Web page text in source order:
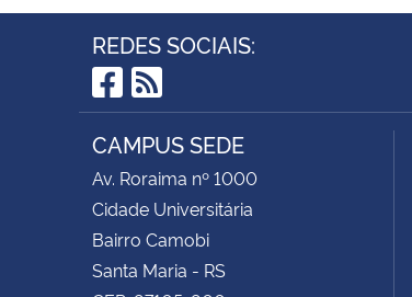
REDES SOCIAIS:
Facebook
RSS
CAMPUS SEDE
Av. Roraima nº 1000
Cidade Universitária
Bairro Camobi
Santa Maria - RS